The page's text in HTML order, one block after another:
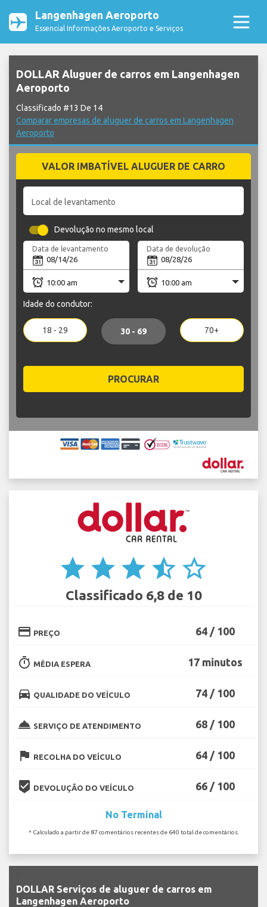
Langenhagen Aeroporto
Essencial Informações Aeroporto e Serviços
DOLLAR Aluguer de carros em Langenhagen
Aeroporto
Classificado #13 De 14
Comparar empresas de aluguer de carros em Langenhagen
Aeroporto
VALOR IMBATÍVEL ALUGUER DE CARRO
Local de levantamento
Devolução no mesmo local
Data de levantamento Data de devolução
Idade do condutor:
18 - 29 30 - 69 70+
PROCURAR
star star star star_half star_border
Classificado 6,8 de 10
credit_card PREÇO 64 / 100
timer MÉDIA ESPERA 17 minutos
directions_car QUALIDADE DO VEÍCULO 74 / 100
room_service SERVIÇO DE ATENDIMENTO 68 / 100
flag RECOLHA DO VEÍCULO 64 / 100
beenhere DEVOLUÇÃO DO VEÍCULO 66 / 100
No Terminal
* Calculado a partir de 87 comentários recentes de 640 total de comentários.
DOLLAR Serviços de aluguer de carros em
Langenhagen Aeroporto